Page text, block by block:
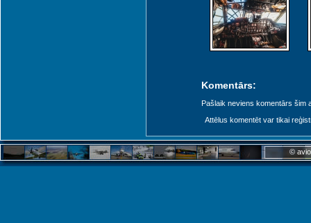
Komentārs:
Pašlaik neviens komentārs šim
Attēlus komentēt var tikai
©